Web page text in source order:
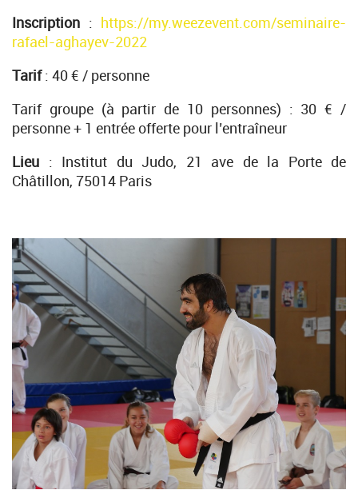
Inscription : https://my.weezevent.com/seminaire-
rafael-aghayev-2022
Tarif: 40 € / personne
Tarif groupe (à partir de 10 personnes) : 30 € /
personne + 1 entrée offerte pour l’entraîneur
Lieu : Institut du Judo, 21 ave de la Porte de
Châtillon, 75014 Paris